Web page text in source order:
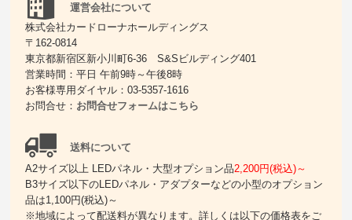
運営会社について
株式会社カードローナホールディングス
〒162-0814
東京都新宿区新小川町6-36 S&Sビルディング401
営業時間：平日 午前9時～午後8時
お客様専用ダイヤル：03-5357-1616
お問合せ： お問合せフォームはこちら
送料について
A2サイズ以上 LEDパネル・大型オプション品2,200円(税込)～
B3サイズ以下のLEDパネル・アダプターなどの小型のオプション
品は1,100円(税込)～
※地域によって配送料が異なります。詳しくは以下の価格表をご